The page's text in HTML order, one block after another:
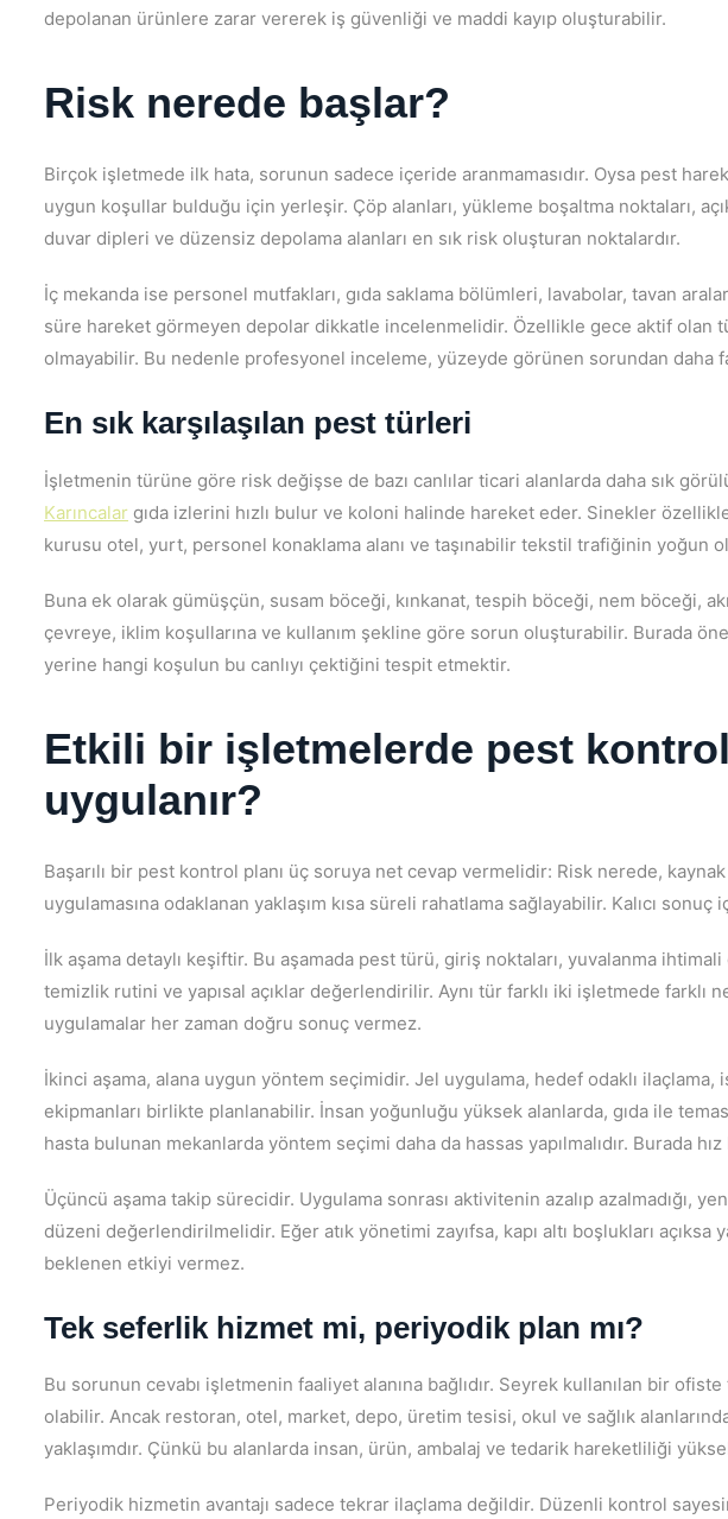
depolanan ürünlere zarar vererek iş güvenliği ve maddi kayıp oluşturabilir.
Risk nerede başlar?
Birçok işletmede ilk hata, sorunun sadece içeride aranmamasıdır. Oysa pest
uygun koşullar bulduğu için yerleşir. Çöp alanları, yükleme boşaltma noktaları,
duvar dipleri ve düzensiz depolama alanları en sık risk oluşturan noktalardır.
İç mekanda ise personel mutfakları, gıda saklama bölümleri, lavabolar, tavan
süre hareket görmeyen depolar dikkatle incelenmelidir. Özellikle gece aktif olan
olmayabilir. Bu nedenle profesyonel inceleme, yüzeyde görünen sorundan daha
En sık karşılaşılan pest türleri
İşletmenin türüne göre risk değişse de bazı canlılar ticari alanlarda daha sık
Karıncalar gıda izlerini hızlı bulur ve koloni halinde hareket eder. Sinekler
kurusu otel, yurt, personel konaklama alanı ve taşınabilir tekstil trafiğinin yoğun
Buna ek olarak gümüşçün, susam böceği, kınkanat, tespih böceği, nem böceği,
çevreye, iklim koşullarına ve kullanım şekline göre sorun oluşturabilir. Burada
yerine hangi koşulun bu canlıyı çektiğini tespit etmektir.
Etkili bir işletmelerde pest
uygulanır?
Başarılı bir pest kontrol planı üç soruya net cevap vermelidir: Risk nerede,
uygulamasına odaklanan yaklaşım kısa süreli rahatlama sağlayabilir. Kalıcı sonuç
İlk aşama detaylı keşiftir. Bu aşamada pest türü, giriş noktaları, yuvalanma
temizlik rutini ve yapısal açıklar değerlendirilir. Aynı tür farklı iki işletmede farklı
uygulamalar her zaman doğru sonuç vermez.
İkinci aşama, alana uygun yöntem seçimidir. Jel uygulama, hedef odaklı
ekipmanları birlikte planlanabilir. İnsan yoğunluğu yüksek alanlarda, gıda ile
hasta bulunan mekanlarda yöntem seçimi daha da hassas yapılmalıdır. Burada
Üçüncü aşama takip sürecidir. Uygulama sonrası aktivitenin azalıp azalmadığı,
düzeni değerlendirilmelidir. Eğer atık yönetimi zayıfsa, kapı altı boşlukları
beklenen etkiyi vermez.
Tek seferlik hizmet mi, periyodik plan mı?
Bu sorunun cevabı işletmenin faaliyet alanına bağlıdır. Seyrek kullanılan bir
olabilir. Ancak restoran, otel, market, depo, üretim tesisi, okul ve sağlık
yaklaşımdır. Çünkü bu alanlarda insan, ürün, ambalaj ve tedarik hareketliliği
Periyodik hizmetin avantajı sadece tekrar ilaçlama değildir. Düzenli kontrol